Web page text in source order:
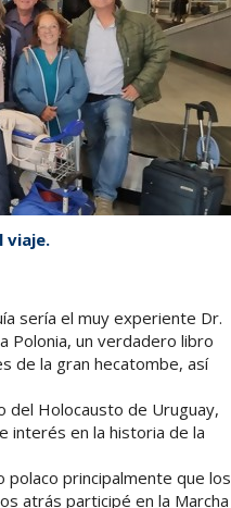
viaje.
sería el muy experiente Dr.
Polonia, un verdadero libro
de la gran hecatombe, así
del Holocausto de Uruguay,
interés en la historia de la
principalmente que los
atrás participé en la Marcha